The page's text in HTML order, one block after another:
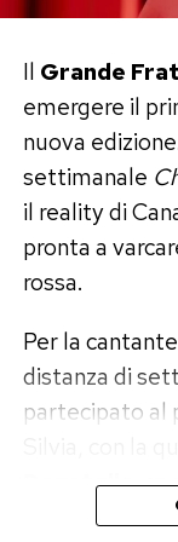
selezionati
La prima fase
iscritti da
Tra le
artisti,
audizioni dal
Da questa
concorrenti di
composto da
contendersi il
Il Grande
emergere il
nuova
settimanale
il reality di
pronta a
rossa.
Per la
distanza di
partecipato al
Donatella,
anche sul